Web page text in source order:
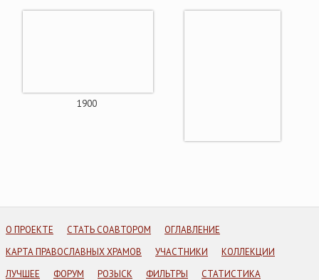
1900
О ПРОЕКТЕ СТАТЬ СОАВТОРОМ
ОГЛАВЛЕНИЕ
КАРТА ПРАВОСЛАВНЫХ ХРАМОВ
УЧАСТНИКИ
КОЛЛЕКЦИИ
ЛУЧШЕЕ
ФОРУМ РОЗЫСК ФИЛЬТРЫ СТАТИСТИКА